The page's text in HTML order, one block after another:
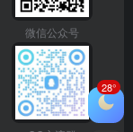
微信公众号
28°